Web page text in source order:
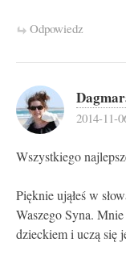
Odpowiedz
2014-11-
Wszystkiego
Pięknie ująłeś w
Waszego Syna.
dzieckiem i uczą się